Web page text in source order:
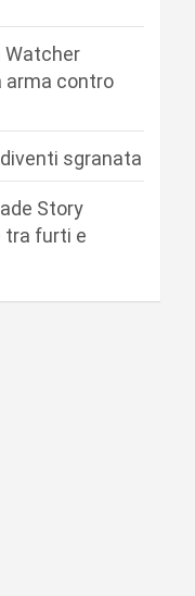
Watcher
arma contro
sgranata
Story
tra furti e